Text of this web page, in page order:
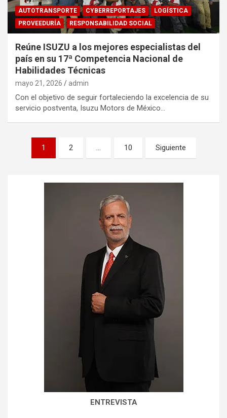
AUTOTRANSPORTE CYBERREPORTAJES
LOGÍSTICA
PROVEEDURÍA
RESPONSABILIDAD SOCIAL
Reúne ISUZU a los mejores especialistas del
país en su 17ª Competencia Nacional de
Habilidades Técnicas
mayo 21, 2026 admin
Con el objetivo de seguir fortaleciendo la excelencia de su
servicio postventa, Isuzu Motors de México…
Navegación
1 2 … 10 Siguiente
ENTREVISTA